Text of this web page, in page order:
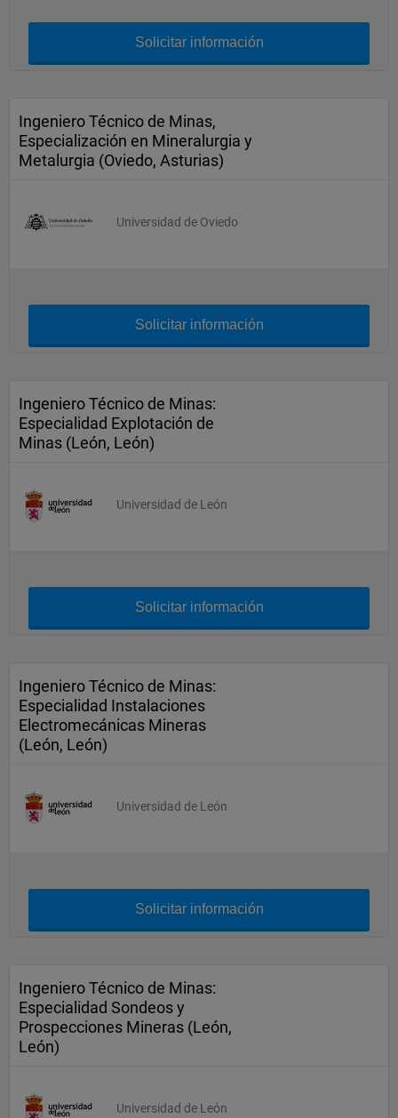
Solicitar información
Ingeniero Técnico de Minas,
Especialización en Mineralurgia y
Metalurgia (Oviedo, Asturias)
Universidad de Oviedo
Solicitar información
Ingeniero Técnico de Minas:
Especialidad Explotación de
Minas (León, León)
Universidad de León
Solicitar información
Ingeniero Técnico de Minas:
Especialidad Instalaciones
Electromecánicas Mineras
(León, León)
Universidad de León
Solicitar información
Ingeniero Técnico de Minas:
Especialidad Sondeos y
Prospecciones Mineras (León,
León)
Universidad de León